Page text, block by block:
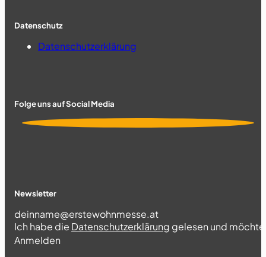
Datenschutz
Datenschutzerklärung
Folge uns auf Social Media
Newsletter
Section
Ich habe die Datenschutzerklärung gelesen und
Abschnitt
Anmelden